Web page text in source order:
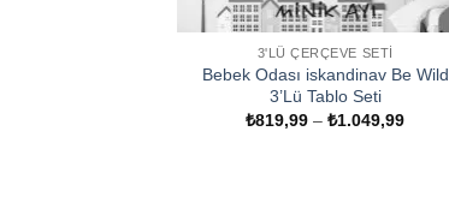
3'LÜ ÇERÇEVE SETI
Bebek Odası iskandinav Be Wild
3’Lü Tablo Seti
₺819,99 –₺1.049,99Fiyat